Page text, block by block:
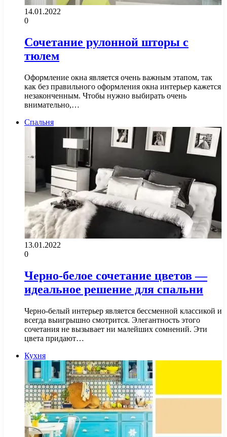
14.01.2022
0
Сочетание рулонной шторы с
тюлем
Оформление окна является очень важным этапом, так
как без правильного оформления окна интерьер кажется
незаконченным. Чтобы нужно выбирать очень
внимательно,…
Спальня
13.01.2022
0
Черно-белое сочетание цветов ―
идеальное решение для спальни
Черно-белый интерьер является бессменной классикой и
всегда выигрышно смотрится. Элегантность этого
сочетания не вызывает ни малейших сомнений. Эти
цвета придают…
Кухня